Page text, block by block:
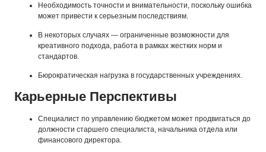
Необходимость точности и внимательности, поскольку ошибка
может привести к серьезным последствиям.
В некоторых случаях — ограниченные возможности для
креативного подхода, работа в рамках жестких норм и
стандартов.
Бюрократическая нагрузка в государственных учреждениях.
Карьерные Перспективы
Специалист по управлению бюджетом может продвигаться до
должности старшего специалиста, начальника отдела или
финансового директора.